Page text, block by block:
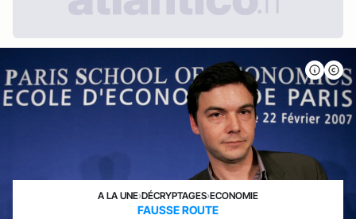
A LA UNE›DÉCRYPTAGES›ECONOMIE
FAUSSE ROUTE